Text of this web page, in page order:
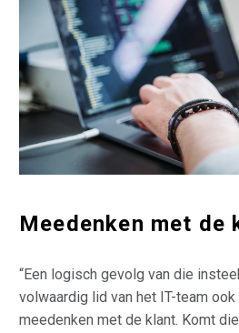
Meedenken met de
“Een logisch gevolg van die
volwaardig lid van het IT-team ook
meedenken met de klant. Komt